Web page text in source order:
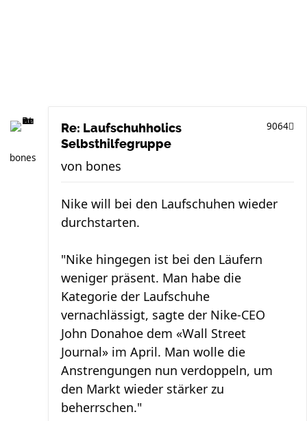
bones
Re: Laufschuhholics
Selbsthilfegruppe
9064
von bones
Nike will bei den Laufschuhen wieder
durchstarten.
"Nike hingegen ist bei den Läufern
weniger präsent. Man habe die
Kategorie der Laufschuhe
vernachlässigt, sagte der Nike-CEO
John Donahoe dem «Wall Street
Journal» im April. Man wolle die
Anstrengungen nun verdoppeln, um
den Markt wieder stärker zu
beherrschen."